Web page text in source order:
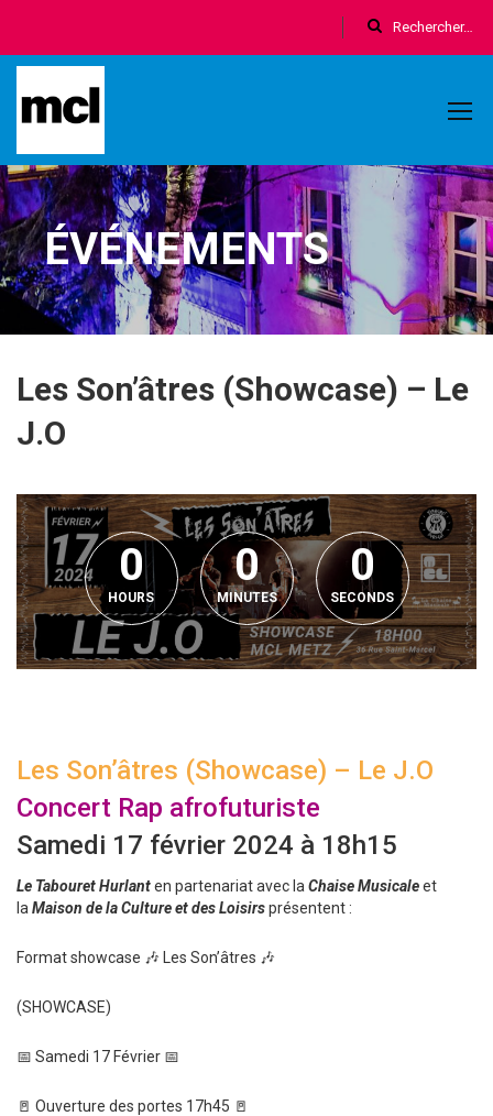
ÉVÉNEMENTS
Les Son’âtres (Showcase) – Le
J.O
0
HOURS
0
MINUTES
0
SECONDS
Les Son’âtres (Showcase) – Le J.O
Concert Rap afrofuturiste
Samedi 17 février 2024 à 18h15
Le Tabouret Hurlanten partenariat avec la Chaise Musicaleet
la Maison de la Culture et des Loisirsprésentent :
Format showcase 🎶 Les Son’âtres 🎶
(SHOWCASE)
📅 Samedi 17 Février 📅
🚪 Ouverture des portes 17h45 🚪